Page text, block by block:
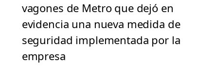
vagones de Metro que dejó en
evidencia una nueva medida de
seguridad implementada por la
empresa